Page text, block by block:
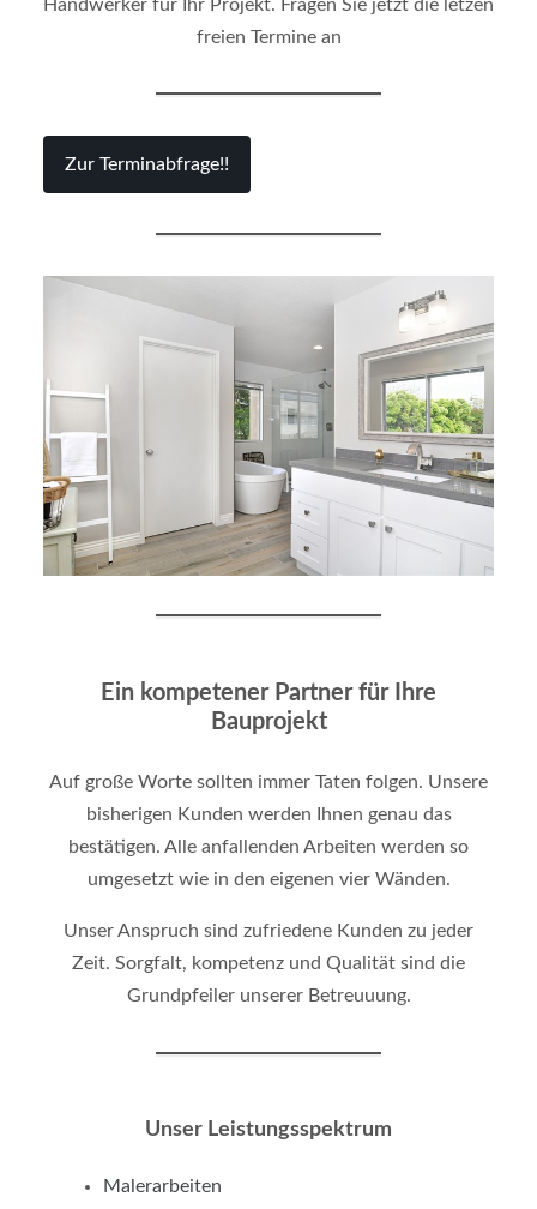
Handwerker für Ihr Projekt. Fragen Sie jetzt die letzen
freien Termine an
Zur Terminabfrage!!
Ein kompetener Partner für Ihre
Bauprojekt
Auf große Worte sollten immer Taten folgen. Unsere
bisherigen Kunden werden Ihnen genau das
bestätigen. Alle anfallenden Arbeiten werden so
umgesetzt wie in den eigenen vier Wänden.
Unser Anspruch sind zufriedene Kunden zu jeder
Zeit. Sorgfalt, kompetenz und Qualität sind die
Grundpfeiler unserer Betreuuung.
Unser Leistungsspektrum
Malerarbeiten